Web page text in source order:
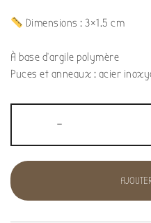
Dimensions : 3×1.5 cm
À base d’argile polymère
Puces et anneaux : acier
-